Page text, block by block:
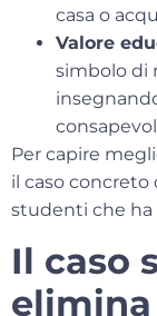
casa o
Valore
simbolo di
Per capire
il caso concreto
studenti che ha
Il caso